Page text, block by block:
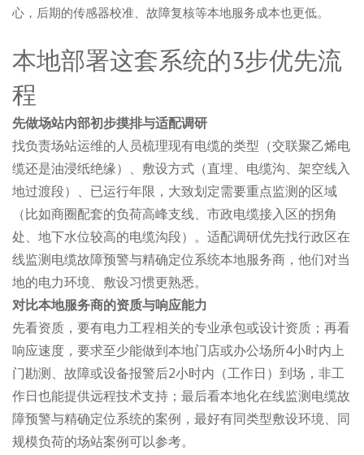
心，后期的传感器校准、故障复核等本地服务成本也更低。
本地部署这套系统的3步优先流
程
先做场站内部初步摸排与适配调研
找负责场站运维的人员梳理现有电缆的类型（交联聚乙烯电
缆还是油浸纸绝缘）、敷设方式（直埋、电缆沟、架空线入
地过渡段）、已运行年限，大致划定需要重点监测的区域
（比如商圈配套的负荷高峰支线、市政电缆接入区的拐角
处、地下水位较高的电缆沟段）。适配调研优先找行政区在
线监测电缆故障预警与精确定位系统本地服务商，他们对当
地的电力环境、敷设习惯更熟悉。
对比本地服务商的资质与响应能力
先看资质，要有电力工程相关的专业承包或设计资质；再看
响应速度，要求至少能做到本地门店或办公场所4小时内上
门勘测、故障或设备报警后2小时内（工作日）到场，非工
作日也能提供远程技术支持；最后看本地化在线监测电缆故
障预警与精确定位系统的案例，最好有同类型敷设环境、同
规模负荷的场站案例可以参考。